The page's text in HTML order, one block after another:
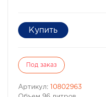
Под заказ
Артикул:
10802963